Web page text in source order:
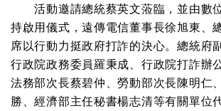
活動邀請總統蔡英文蒞臨，並由數
持啟用儀式，遠傳電信董事長徐旭東、
席以行動力挺政府打詐的決心。總統府
行政院政務委員羅秉成、行政院打詐辦
法務部次長蔡碧仲、勞動部次長陳明仁
勝、經濟部主任秘書楊志清等有關單位